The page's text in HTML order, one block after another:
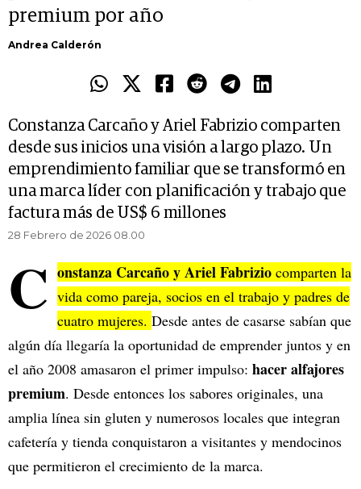
premium por año
Andrea Calderón
Constanza Carcaño y Ariel Fabrizio comparten
desde sus inicios una visión a largo plazo. Un
emprendimiento familiar que se transformó en
una marca líder con planificación y trabajo que
factura más de US$ 6 millones
28 Febrero de 2026 08.00
C onstanza Carcaño y Ariel Fabrizio comparten la
vida como pareja, socios en el trabajo y padres de
cuatro mujeres. Desde antes de casarse sabían que
algún día llegaría la oportunidad de emprender juntos y en
el año 2008 amasaron el primer impulso: hacer alfajores
premium. Desde entonces los sabores originales, una
amplia línea sin gluten y numerosos locales que integran
cafetería y tienda conquistaron a visitantes y mendocinos
que permitieron el crecimiento de la marca.